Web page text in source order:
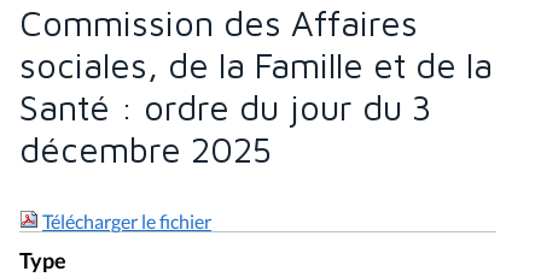
Commission des Affaires
sociales, de la Famille et de la
Santé : ordre du jour du 3
décembre 2025
Télécharger le fichier
Type